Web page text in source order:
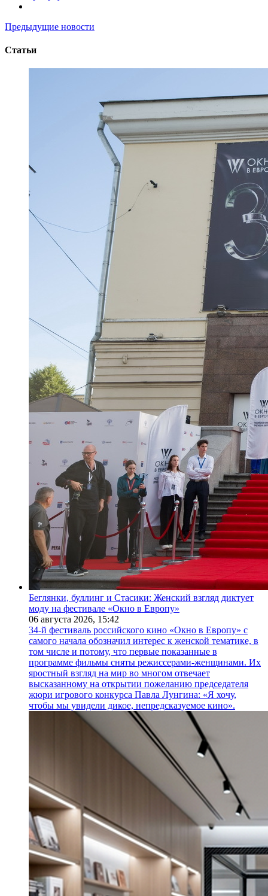
Предыдущие новости
Статьи
Беглянки, буллинг и Стасики: Женский взгляд диктует
моду на фестивале «Окно в Европу»
06 августа 2026, 15:42
34-й фестиваль российского кино «Окно в Европу» с
самого начала обозначил интерес к женской тематике, в
том числе и потому, что первые показанные в
программе фильмы сняты режиссерами-женщинами. Их
яростный взгляд на мир во многом отвечает
высказанному на открытии пожеланию председателя
жюри игрового конкурса Павла Лунгина: «Я хочу,
чтобы мы увидели дикое, непредсказуемое кино».